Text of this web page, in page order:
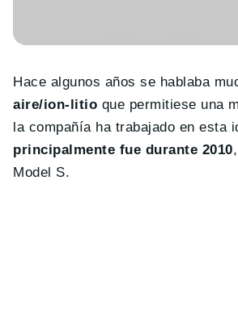
Hace algunos años se hablaba
aire/ion-litio que permitiese una
la compañía ha trabajado en esta
principalmente fue durante 2010
Model S.